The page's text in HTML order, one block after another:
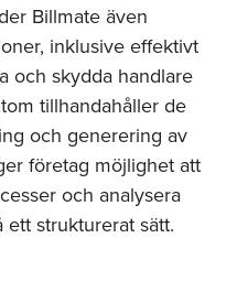
Billmate även
inklusive effektivt
och skydda handlare
tillhandahåller de
och generering av
företag möjlighet att
och analysera
strukturerat sätt.